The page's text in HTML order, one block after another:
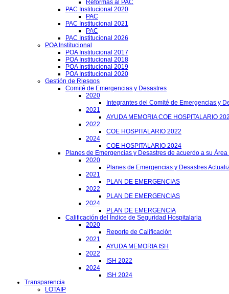
Reformas al PAC
PAC Institucional 2020
PAC
PAC Institucional 2021
PAC
PAC Institucional 2026
POA Institucional
POA Institucional 2017
POA Institucional 2018
POA Institucional 2019
POA Institucional 2020
Gestión de Riesgos
Comité de Emergencias y Desastres
2020
Integrantes del Comité de Emergencias y
2021
AYUDA MEMORIA COE HOSPITALARIO
2022
COE HOSPITALARIO 2022
2024
COE HOSPITALARIO 2024
Planes de Emergencias y Desastres de acuerdo a su
2020
Planes de Emergencias y Desastres
2021
PLAN DE EMERGENCIAS
2022
PLAN DE EMERGENCIAS
2024
PLAN DE EMERGENCIA
Calificación del Índice de Seguridad Hospitalaria
2020
Reporte de Calificación
2021
AYUDA MEMORIA ISH
2022
ISH 2022
2024
ISH 2024
Transparencia
LOTAIP